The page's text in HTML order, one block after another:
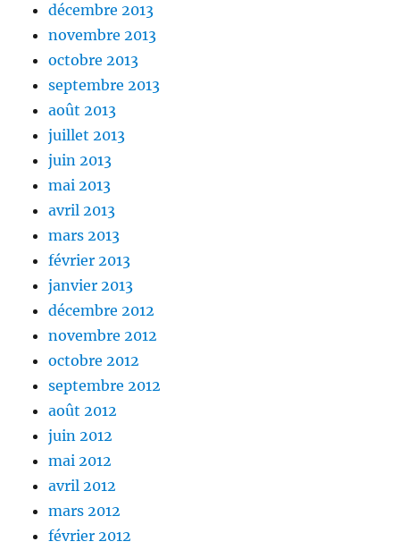
décembre 2013
novembre 2013
octobre 2013
septembre 2013
août 2013
juillet 2013
juin 2013
mai 2013
avril 2013
mars 2013
février 2013
janvier 2013
décembre 2012
novembre 2012
octobre 2012
septembre 2012
août 2012
juin 2012
mai 2012
avril 2012
mars 2012
février 2012